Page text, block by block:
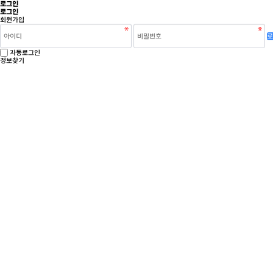
로그인
로그인
회원가입
자동로그인
정보찾기